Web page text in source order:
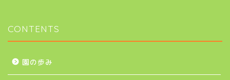
CONTENTS
園の歩み